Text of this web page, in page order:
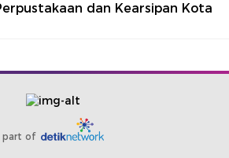
dan Kearsipan Kota
part of